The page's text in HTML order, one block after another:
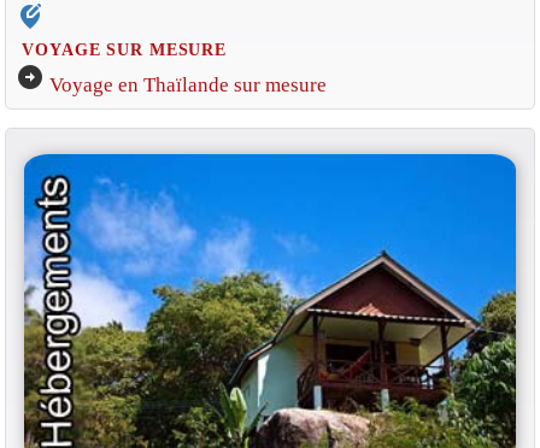
edit_location_alt
VOYAGE SUR MESURE
arrow_circle_right Voyage en Thaïlande sur mesure